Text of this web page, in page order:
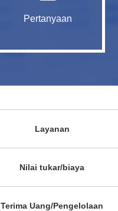
Pertanyaan
Layanan
Nilai tukar/biaya
Terima Uang/Pengelolaan